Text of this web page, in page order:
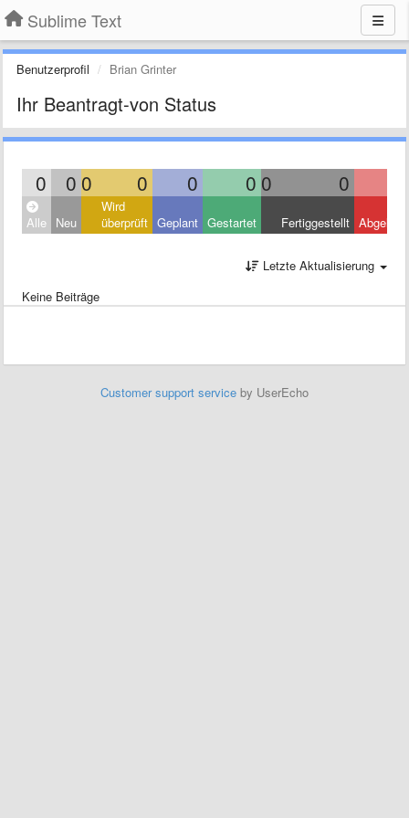
Sublime Text
Benutzerprofil Brian Grinter
Ihr Beantragt-von Status
0 0 0 0 0 0 0 0
Alle Neu
Wird
überprüft Geplant Gestartet Fertiggestellt
Letzte Aktualisierung
Keine Beiträge
Customer support service by UserEcho